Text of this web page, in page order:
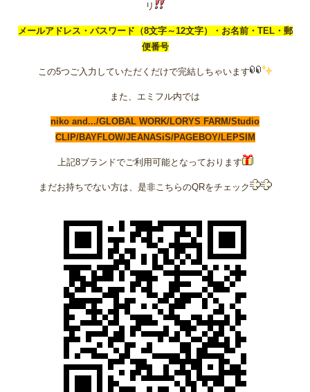
リ
メールアドレス・パスワード（8文字～12文字）・お名前・TEL・郵
便番号
この5つご入力していただくだけで完結しちゃいます
また、エミフル内では
niko and.../GLOBAL WORK/LORYS FARM/Studio
CLIP/BAYFLOW/JEANASiS/PAGEBOY/LEPSIM
上記8ブランドでご利用可能となっております
まだお持ちでない方は、是非こちらのQRをチェック